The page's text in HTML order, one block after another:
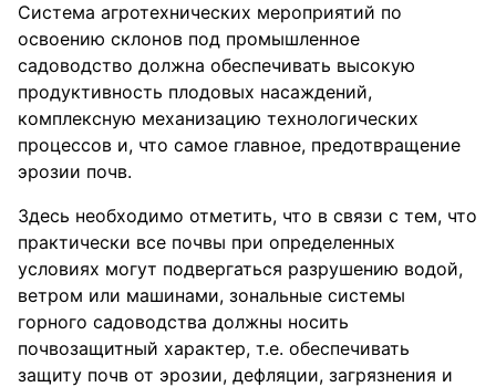
Система агротехнических мероприятий по
освоению склонов под промышленное
садоводство должна обеспечивать высокую
продуктивность плодовых насаждений,
комплексную механизацию технологических
процессов и, что самое главное, предотвращение
эрозии почв.
Здесь необходимо отметить, что в связи с тем, что
практически все почвы при определенных
условиях могут подвергаться разрушению водой,
ветром или машинами, зональные системы
горного садоводства должны носить
почвозащитный характер, т.е. обеспечивать
защиту почв от эрозии, дефляции, загрязнения и